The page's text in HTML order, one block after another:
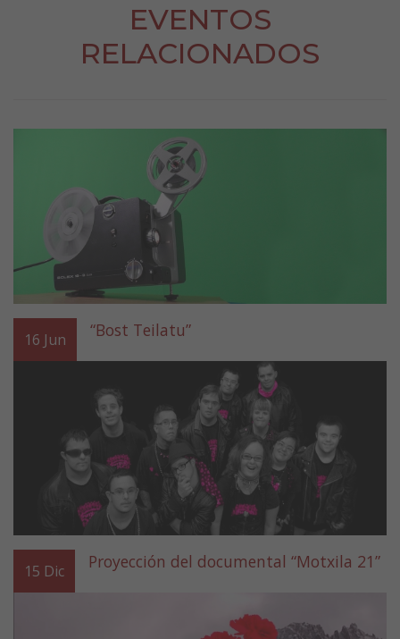
EVENTOS
RELACIONADOS
16 Jun “Bost Teilatu”
15 Dic Proyección del documental “Motxila 21”